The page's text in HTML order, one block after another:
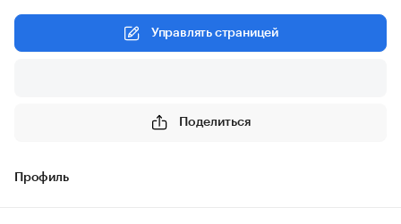
Управлять страницей
Поделиться
Профиль